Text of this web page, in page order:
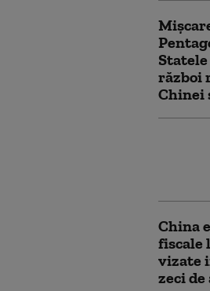
război
Chinei
China
fiscale
vizate
zeci de